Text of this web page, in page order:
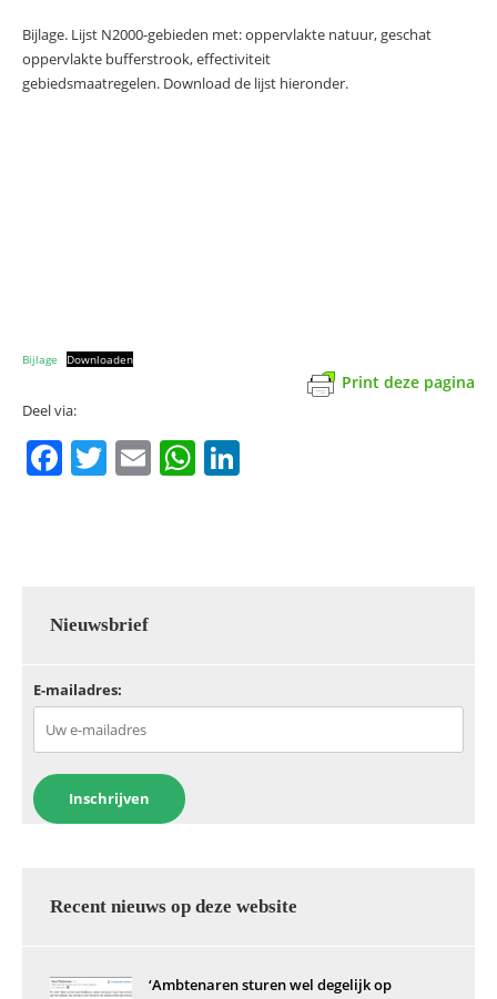
Bijlage. Lijst N2000-gebieden met: oppervlakte natuur, geschat
oppervlakte bufferstrook, effectiviteit
gebiedsmaatregelen. Download de lijst hieronder.
Bijlage Downloaden
Print deze pagina
Deel via:
F
a
o
k
T
w
E
m
W
h
Nieuwsbrief
E-mailadres:
Recent nieuws op deze website
‘Ambtenaren sturen wel degelijk op